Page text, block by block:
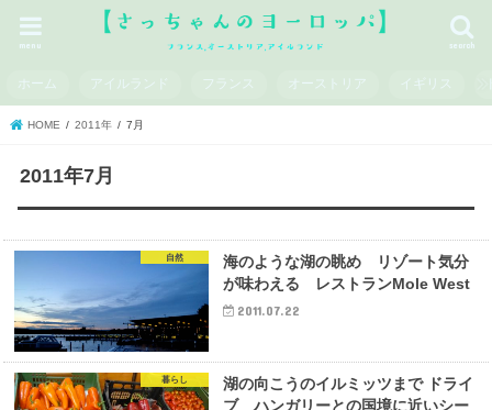
search
menu
ホーム アイルランド フランス オーストリア イギリス
HOME 2011年 7月
2011年7月
自然
海のような湖の眺め リゾート気分
が味わえる レストランMole West
2011.07.22
暮らし
湖の向こうのイルミッツまで ドライ
ブ ハンガリーとの国境に近いシー